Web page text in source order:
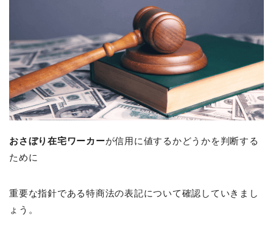
おさぼり在宅ワーカーが信用に値するかどうかを判断する
ために
重要な指針である特商法の表記について確認していきまし
ょう。